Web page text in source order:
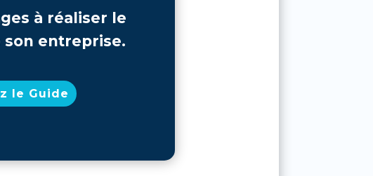
à réaliser le
son entreprise.
le Guide